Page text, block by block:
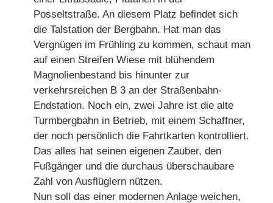
Posseltstraße. An diesem Platz befindet sich
die Talstation der Bergbahn. Hat man das
Vergnügen im Frühling zu kommen, schaut man
auf einen Streifen Wiese mit blühendem
Magnolienbestand bis hinunter zur
verkehrsreichen B 3 an der Straßenbahn-
Endstation. Noch ein, zwei Jahre ist die alte
Turmbergbahn in Betrieb, mit einem Schaffner,
der noch persönlich die Fahrtkarten kontrolliert.
Das alles hat seinen eigenen Zauber, den
Fußgänger und die durchaus überschaubare
Zahl von Ausflüglern nützen.
Nun soll das einer modernen Anlage weichen,